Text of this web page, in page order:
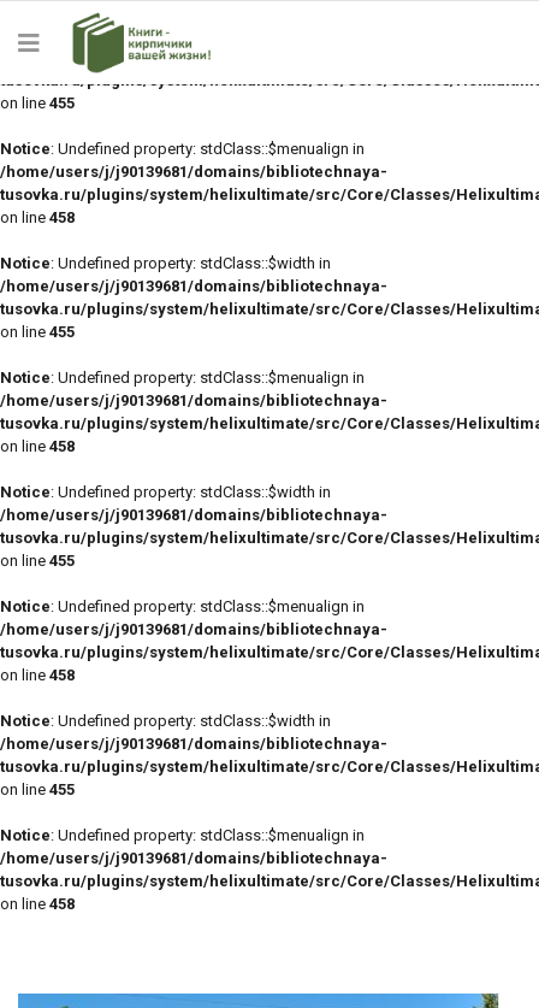
Notice
: Undefined property: stdClass::$width in
/home/users/j/j90139681/domains/bibliotechnaya-
tusovka.ru/plugins/system/helixultimate/src/Core/Classes/
on line 455
Notice: Undefined property: stdClass::$menualign in
/home/users/j/j90139681/domains/bibliotechnaya-
tusovka.ru/plugins/system/helixultimate/src/Core/Classes/
on line 458
Notice: Undefined property: stdClass::$width in
/home/users/j/j90139681/domains/bibliotechnaya-
tusovka.ru/plugins/system/helixultimate/src/Core/Classes/
on line 455
Notice: Undefined property: stdClass::$menualign in
/home/users/j/j90139681/domains/bibliotechnaya-
tusovka.ru/plugins/system/helixultimate/src/Core/Classes/
on line 458
Notice: Undefined property: stdClass::$width in
/home/users/j/j90139681/domains/bibliotechnaya-
tusovka.ru/plugins/system/helixultimate/src/Core/Classes/
on line 455
Notice: Undefined property: stdClass::$menualign in
/home/users/j/j90139681/domains/bibliotechnaya-
tusovka.ru/plugins/system/helixultimate/src/Core/Classes/
on line 458
Notice: Undefined property: stdClass::$width in
/home/users/j/j90139681/domains/bibliotechnaya-
tusovka.ru/plugins/system/helixultimate/src/Core/Classes/
on line 455
Notice: Undefined property: stdClass::$menualign in
/home/users/j/j90139681/domains/bibliotechnaya-
tusovka.ru/plugins/system/helixultimate/src/Core/Classes/
on line 458